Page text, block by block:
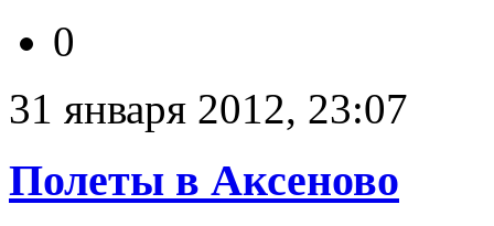
0
31 января 2012, 23:07
Полеты в Аксеново